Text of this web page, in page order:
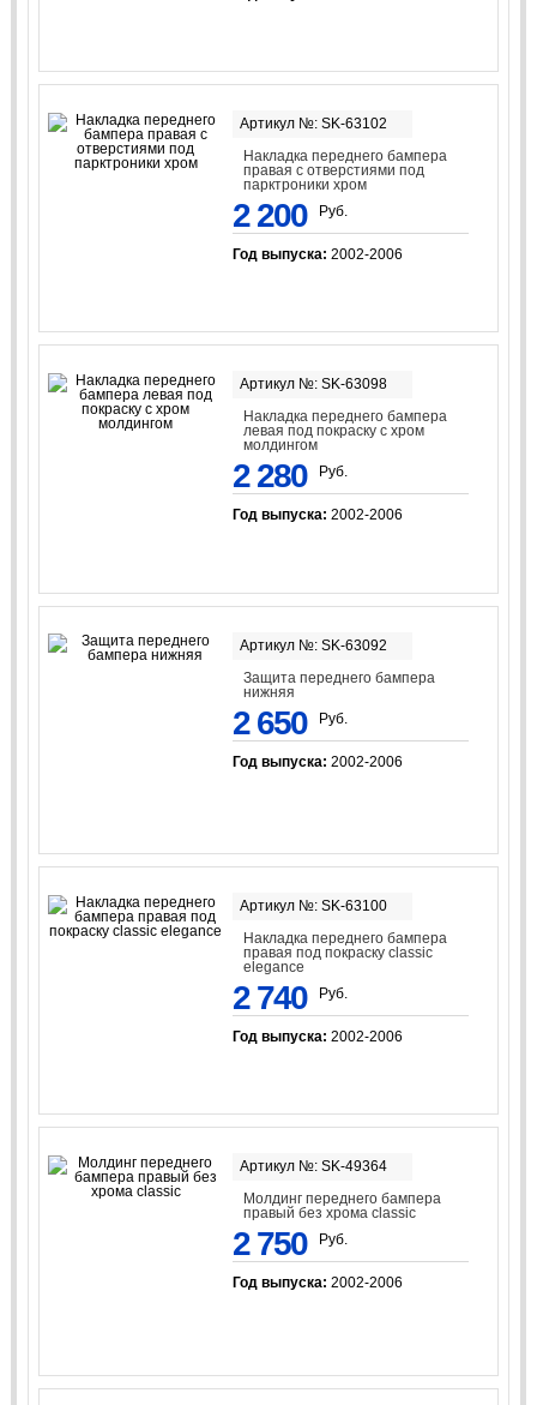
Артикул №: SK-63102
Накладка переднего бампера
правая с отверстиями под
парктроники хром
2 200 Руб.
Год выпуска: 2002-2006
Артикул №: SK-63098
Накладка переднего бампера
левая под покраску с хром
молдингом
2 280 Руб.
Год выпуска: 2002-2006
Артикул №: SK-63092
Защита переднего бампера
нижняя
2 650 Руб.
Год выпуска: 2002-2006
Артикул №: SK-63100
Накладка переднего бампера
правая под покраску classic
elegance
2 740 Руб.
Год выпуска: 2002-2006
Артикул №: SK-49364
Молдинг переднего бампера
правый без хрома classic
2 750 Руб.
Год выпуска: 2002-2006